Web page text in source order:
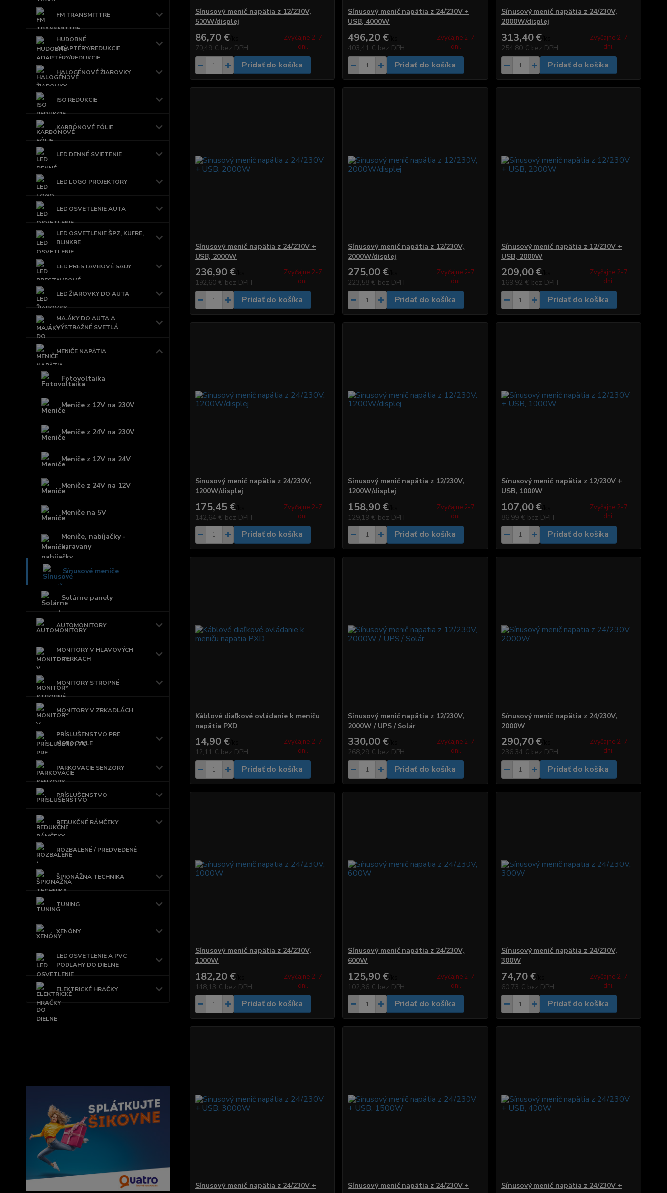
FM TRANSMITTRE
HUDOBNÉ
ADAPTÉRY/REDUKCIE
HALOGÉNOVÉ ŽIAROVKY
ISO REDUKCIE
KARBÓNOVÉ FÓLIE
LED DENNÉ SVIETENIE
LED LOGO PROJEKTORY
LED OSVETLENIE AUTA
LED OSVETLENIE ŠPZ, KUFRE,
BLINKRE
LED PRESTAVBOVÉ SADY
LED ŽIAROVKY DO AUTA
MAJÁKY DO AUTA A
VÝSTRAŽNÉ SVETLÁ
MENIČE NAPÄTIA
Fotovoltaika
Meniče z 12V na 230V
Meniče z 24V na 230V
Meniče z 12V na 24V
Meniče z 24V na 12V
Meniče na 5V
Meniče, nabíjačky -
karavany
Sínusové meniče
Solárne panely
AUTOMONITORY
MONITORY V HLAVOVÝCH
OPIERKACH
MONITORY STROPNÉ
MONITORY V ZRKADLÁCH
PRÍSLUŠENSTVO PRE
MOTOCYKLE
PARKOVACIE SENZORY
PRÍSLUŠENSTVO
REDUKČNÉ RÁMČEKY
ROZBALENÉ / PREDVEDENÉ
ŠPIONÁŽNA TECHNIKA
TUNING
XENÓNY
LED OSVETLENIE A PVC
PODLAHY DO DIELNE
ELEKTRICKÉ HRAČKY
Sínusový menič napätia z 12/230V,
500W/displej
86,70 €/
70,49 € bez DPH
Zvyčajne 2-7
dni.
Pridať do košíka
Sínusový menič napätia z 24/230V +
USB, 4000W
496,20 €
403,41 € bez DPH
Zvyčajne 2-7
dni.
Pridať do košíka
Sínusový menič napätia z 24/230V,
2000W/displej
313,40 €/
254,80 € bez DPH
Zvyčajne 2-7
dni.
Pridať do košíka
Sínusový menič napätia z 24/230V +
USB, 2000W
236,90 €/
192,60 € bez DPH
Zvyčajne 2-7
dni.
Pridať do košíka
Sínusový menič napätia z 12/230V,
2000W/displej
275,00 €
223,58 € bez DPH
Zvyčajne 2-7
dni.
Pridať do košíka
Sínusový menič napätia z 12/230V +
USB, 2000W
209,00 €/
169,92 € bez DPH
Zvyčajne 2-7
dni.
Pridať do košíka
Sínusový menič napätia z 24/230V,
1200W/displej
175,45 €/
142,64 € bez DPH
Zvyčajne 2-7
dni.
Pridať do košíka
Sínusový menič napätia z 12/230V,
1200W/displej
158,90 €
129,19 € bez DPH
Zvyčajne 2-7
dni.
Pridať do košíka
Sínusový menič napätia z 12/230V +
USB, 1000W
107,00 €/
86,99 € bez DPH
Zvyčajne 2-7
dni.
Pridať do košíka
Káblové diaľkové ovládanie k meniču
napätia PXD
14,90 €/
12,11 € bez DPH
Zvyčajne 2-7
dni.
Pridať do košíka
Sínusový menič napätia z 12/230V,
2000W / UPS / Solár
330,00 €
268,29 € bez DPH
Zvyčajne 2-7
dni.
Pridať do košíka
Sínusový menič napätia z 24/230V,
2000W
290,70 €/
236,34 € bez DPH
Zvyčajne 2-7
dni.
Pridať do košíka
Sínusový menič napätia z 24/230V,
1000W
182,20 €/
148,13 € bez DPH
Zvyčajne 2-7
dni.
Pridať do košíka
Sínusový menič napätia z 24/230V,
600W
125,90 €
102,36 € bez DPH
Zvyčajne 2-7
dni.
Pridať do košíka
Sínusový menič napätia z 24/230V,
300W
74,70 €/
60,73 € bez DPH
Zvyčajne 2-7
dni.
Pridať do košíka
Sínusový menič napätia z 24/230V +
Sínusový menič napätia z 24/230V +
Sínusový menič napätia z 24/230V +